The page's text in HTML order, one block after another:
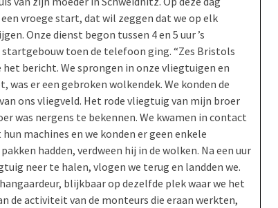
vroege start, dat wil zeggen dat we op elk
Onze dienst begon tussen 4 en 5 uur ’s
toen de telefoon ging. “Zes Bristols
bericht. We sprongen in onze vliegtuigen en
was er een gebroken wolkendek. We konden de
ons vliegveld. Het rode vliegtuig van mijn broer
was nergens te bekennen. We kwamen in contact
machines en we konden er geen enkele
hadden, verdween hij in de wolken. Na een uur
neer te halen, vlogen we terug en landden we.
blijkbaar op dezelfde plek waar we het
de activiteit van de monteurs die eraan werkten,